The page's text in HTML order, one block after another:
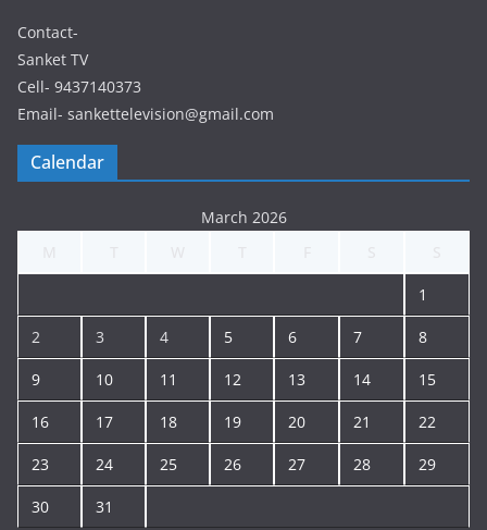
Contact-
Sanket TV
Cell- 9437140373
Email- sankettelevision@gmail.com
Calendar
March 2026
1
2 3 4 5 6 7 8
9 10 11 12 13 14 15
16 17 18 19 20 21 22
23 24 25 26 27 28 29
30 31